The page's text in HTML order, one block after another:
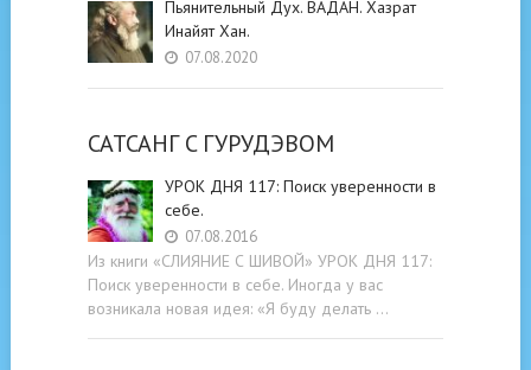
Пьянительный Дух. ВАДАН. Хазрат
Инайят Хан.
07.08.2020
САТСАНГ C ГУРУДЭВОМ
УРОК ДНЯ 117: Поиск уверенности в
себе.
07.08.2016
Из книги «СЛИЯНИЕ С ШИВОЙ» УРОК ДНЯ 117:
Поиск уверенности в себе. Иногда у вас
возникала новая идея: «Я буду делать …